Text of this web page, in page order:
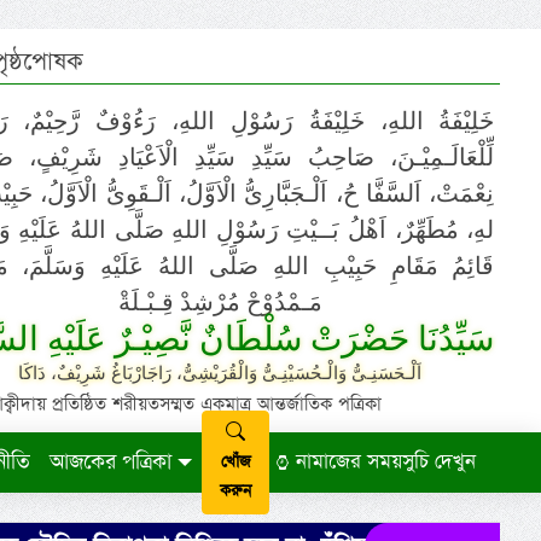
خَلِيْفَةُ اللهِ، خَلِيْفَةُ رَسُوْلِ اللهِ، رَءُوْفٌ رَّحِيْمٌ،
لِّلْعَالَـمِيْـنَ، صَاحِبُ سَيِّدِ سَيِّدِ الْاَعْيَادِ شَرِيْفٍ،
نِعْمَتْ، اَلسَّفَّا حُ، اَلْـجَبَّارِىُّ الْاَوَّلُ، اَلْـقَوِىُّ الْاَوَّلُ،
لهِ، مُطَهِّرٌ، اَهْلُ بَــيْتِ رَسُوْلِ اللهِ صَلَّى اللهُ عَلَيْهِ
قَائِمُ مَقَامِ حَبِيْبِ اللهِ صَلَّى اللهُ عَلَيْهِ وَسَلَّمَ،
مَـمْدُوْحْ مُرْشِدْ قِـبْـلَةْ
سَيِّدُنَا حَضْرَتْ سُلْطَانٌ نَّصِيْـرٌ عَلَيْهِ
اَلْـحَسَنِـىُّ وَالْـحُسَيْنِـىُّ وَالْقُرَيْشِىُّ، رَاجَارْبَاغُ شَرِيْفٌ، دَاكَا
প্রতিষ্ঠিত শরীয়তসম্মত একমাত্র আন্তর্জাতিক পত্রিকা
আজকের পত্রিকা
খোঁজ
করুন
নামাজের সময়সুচি দেখুন